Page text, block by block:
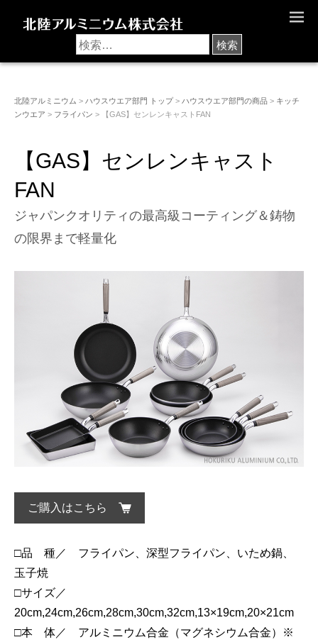
U
北陸アルミニウム > ハウスウエア部門 トップ > ハウスウエア部門の商品 > キッチ
ンウエア > フライパン > 【GAS】センレンキャストFAN
【GAS】センレンキャスト
FAN
ジャパンクオリティの最高級コーティング＆鋳物
の限界まで軽量化
ご購入はこちら
□品 種／ フライパン、深型フライパン、いため鍋、
玉子焼
□サイズ／
20cm,24cm,26cm,28cm,30cm,32cm,13×19cm,20×21cm
□本 体／ アルミニウム合金（マグネシウム合金）※